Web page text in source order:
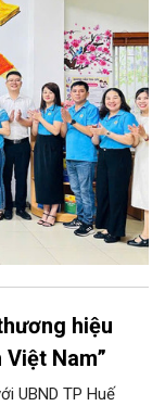
hiệu
Việt Nam”
UBND TP Huế